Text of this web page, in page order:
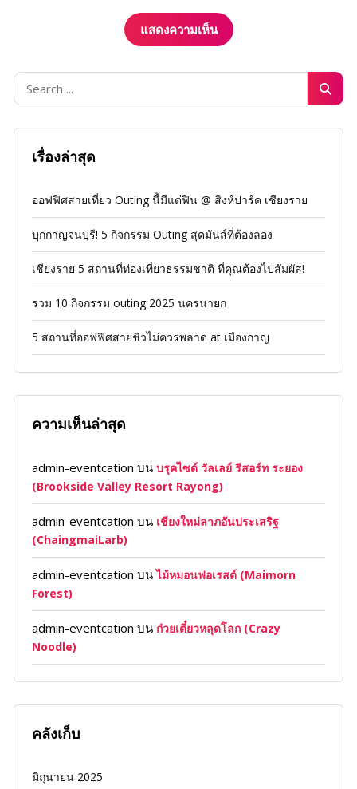
เรื่องล่าสุด
ออฟฟิศสายเที่ยว Outing นี้มีแต่ฟิน @ สิงห์ปาร์ค เชียงราย
บุกกาญจนบุรี! 5 กิจกรรม Outing สุดมันส์ที่ต้องลอง
เชียงราย 5 สถานที่ท่องเที่ยวธรรมชาติ ที่คุณต้องไปสัมผัส!
รวม 10 กิจกรรม outing 2025 นครนายก
5 สถานที่ออฟฟิศสายชิวไม่ควรพลาด at เมืองกาญ
ความเห็นล่าสุด
admin-eventcation บน บรุคไซด์ วัลเลย์ รีสอร์ท ระยอง
(Brookside Valley Resort Rayong)
admin-eventcation บน เชียงใหม่ลาภอันประเสริฐ
(ChaingmaiLarb)
admin-eventcation บนไม้หมอนฟอเรสต์ (Maimorn
Forest)
admin-eventcation บน ก๋วยเตี๋ยวหลุดโลก (Crazy
Noodle)
คลังเก็บ
มิถุนายน 2025